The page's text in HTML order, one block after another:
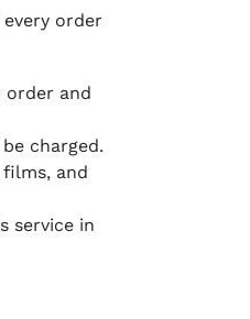
order
and
charged.
and
service in